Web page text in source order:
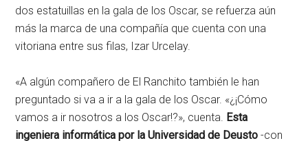
dos estatuillas en la gala de los Oscar, se refuerza aún
más la marca de una compañía que cuenta con una
vitoriana entre sus filas, Izar Urcelay.
«A algún compañero de El Ranchito también le han
preguntado si va a ir a la gala de los Oscar. «¿¡Cómo
vamos a ir nosotros a los Oscar!?», cuenta. Esta
ingeniera informática por la Universidad de Deusto -con